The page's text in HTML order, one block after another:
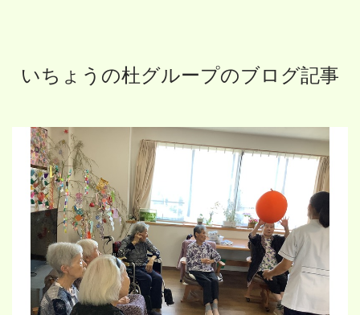
いちょうの杜グループのブログ記事